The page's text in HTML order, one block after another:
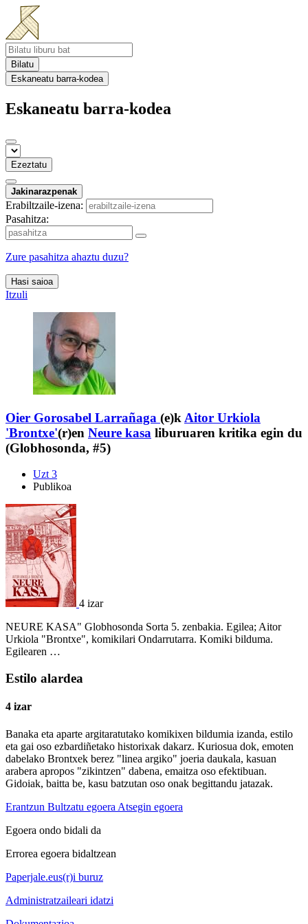
Bilatu
Eskaneatu barra-kodea
Eskaneatu barra-kodea
Ezeztatu
Jakinarazpenak
Erabiltzaile-izena:
Pasahitza:
Zure pasahitza ahaztu duzu?
Hasi saioa
Itzuli
Oier Gorosabel Larrañaga (e)k Aitor Urkiola
'Brontxe'(r)en Neure kasa liburuaren kritika egin du
(Globhosonda, #5)
Uzt 3
Publikoa
4 izar
NEURE KASA" Globhosonda Sorta 5. zenbakia. Egilea; Aitor
Urkiola "Brontxe", komikilari Ondarrutarra. Komiki bilduma.
Egilearen …
Estilo alardea
4 izar
Banaka eta aparte argitaratutako komikixen bildumia izanda, estilo
eta gai oso ezbardiñetako historixak dakarz. Kuriosua dok, emoten
dabelako Brontxek berez "linea argiko" joeria daukala, kasuan
arabera apropos "zikintzen" dabena, emaitza oso efektibuan.
Gidoiak, baitta be, kasu batzutan oso onak begittandu jatazak.
Erantzun Bultzatu egoera Atsegin egoera
Egoera ondo bidali da
Errorea egoera bidaltzean
Paperjale.eus(r)i buruz
Administratzaileari idatzi